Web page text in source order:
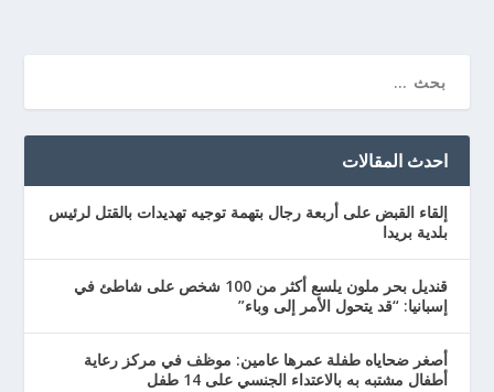
احدث المقالات
إلقاء القبض على أربعة رجال بتهمة توجيه تهديدات بالقتل لرئيس
بلدية بريدا
قنديل بحر ملون يلسع أكثر من 100 شخص على شاطئ في
إسبانيا: “قد يتحول الأمر إلى وباء”
أصغر ضحاياه طفلة عمرها عامين: موظف في مركز رعاية
أطفال مشتبه به بالاعتداء الجنسي على 14 طفل